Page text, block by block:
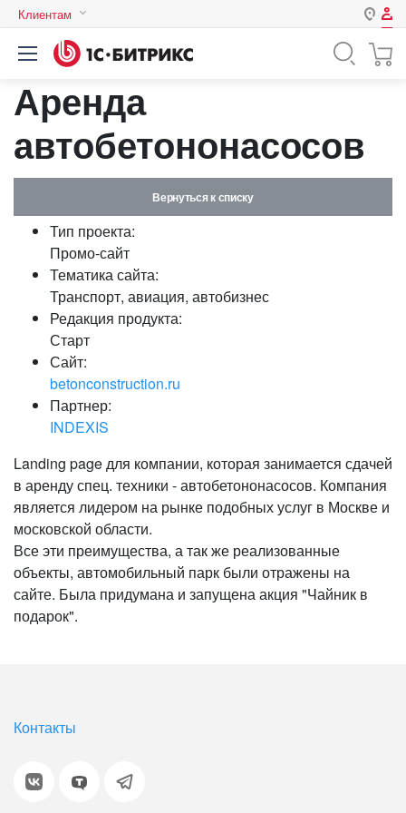
Клиентам
Авторизация
Логин
Пароль
Забыли свой пароль?
или войдите с помощью
Аренда
автобетононасосов
Вернуться к списку
Тип проекта:
Промо-сайт
Тематика сайта:
Транспорт, авиация, автобизнес
Редакция продукта:
Старт
Сайт:
betonconstruction.ru
Партнер:
INDEXIS
Landing page для компании, которая занимается сдачей
в аренду спец. техники - автобетононасосов. Компания
является лидером на рынке подобных услуг в Москве и
московской области.
Все эти преимущества, а так же реализованные
объекты, автомобильный парк были отражены на
сайте. Была придумана и запущена акция "Чайник в
подарок".
Контакты